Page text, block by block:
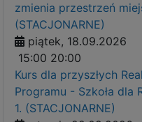
zmienia przestrzeń
(STACJONARNE)
piątek, 18.09.2026
15:00 20:00
Kurs dla przyszłych
Programu - Szkoła
1. (STACJONARNE)